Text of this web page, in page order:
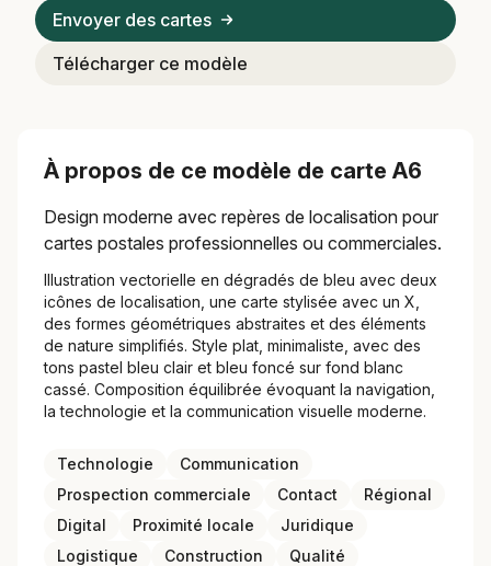
Envoyer des cartes
Télécharger ce modèle
À propos de ce modèle de carte A6
Design moderne avec repères de localisation pour
cartes postales professionnelles ou commerciales.
Illustration vectorielle en dégradés de bleu avec deux
icônes de localisation, une carte stylisée avec un X,
des formes géométriques abstraites et des éléments
de nature simplifiés. Style plat, minimaliste, avec des
tons pastel bleu clair et bleu foncé sur fond blanc
cassé. Composition équilibrée évoquant la navigation,
la technologie et la communication visuelle moderne.
Technologie
Communication
Prospection commerciale
Contact
Régional
Digital
Proximité locale
Juridique
Logistique
Construction
Qualité